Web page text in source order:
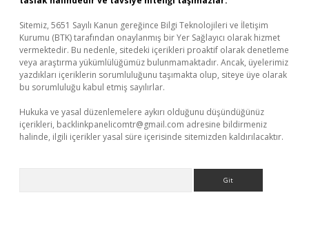
Sitemiz, 5651 Sayılı Kanun gereğince Bilgi Teknolojileri ve İletişim
Kurumu (BTK) tarafından onaylanmış bir Yer Sağlayıcı olarak hizmet
vermektedir. Bu nedenle, sitedeki içerikleri proaktif olarak denetleme
veya araştırma yükümlülüğümüz bulunmamaktadır. Ancak, üyelerimiz
yazdıkları içeriklerin sorumluluğunu taşımakta olup, siteye üye olarak
bu sorumluluğu kabul etmiş sayılırlar.
Hukuka ve yasal düzenlemelere aykırı olduğunu düşündüğünüz
içerikleri, backlinkpanelicomtr@gmail.com adresine bildirmeniz
halinde, ilgili içerikler yasal süre içerisinde sitemizden kaldırılacaktır.